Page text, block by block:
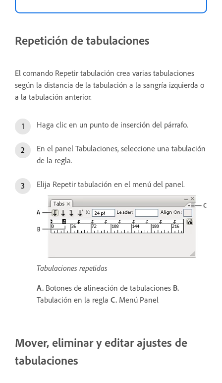
Repetición de tabulaciones
El comando Repetir tabulación crea varias tabulaciones
según la distancia de la tabulación a la sangría izquierda o
a la tabulación anterior.
Haga clic en un punto de inserción del párrafo.
En el panel Tabulaciones, seleccione una tabulación
de la regla.
Elija Repetir tabulación en el menú del panel.
Tabulaciones repetidas
A. Botones de alineación de tabulaciones B.
Tabulación en la regla C. Menú Panel
Mover, eliminar y editar ajustes de
tabulaciones